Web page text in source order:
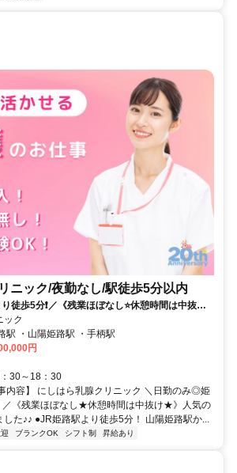
ニック/夜勤なし/駅徒歩5分以内
徒歩5分❗️／《残業ほぼなし⭐休憩時間は中抜け
人出ました✨✨
ック
駅 ・山陽姫路駅 ・手柄駅
円
：30～18：30
内容】 にしはら乳腺クリニック ＼日勤のみ◎姫
／《残業ほぼなし★休憩時間は中抜け★》人気の
した♪♪ ●JR姫路駅より徒歩5分！ 山陽姫路駅か...
ブランクOK シフト制 昇給あり